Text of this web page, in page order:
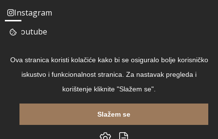
Instagram
Youtube
Ova stranica koristi kolačiće kako bi se osiguralo bolje korisničko
iskustvo i funkcionalnost stranica. Za nastavak pregleda i
korištenje kliknite "Slažem se".
Slažem se